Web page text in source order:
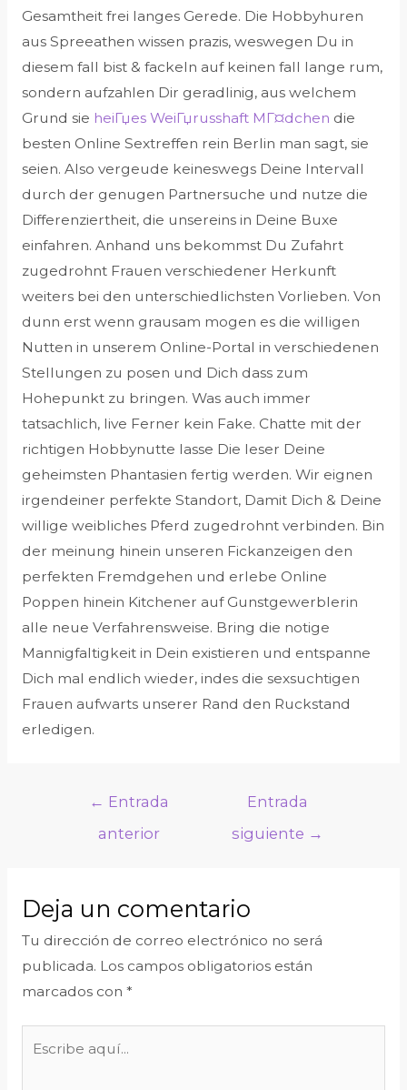
Gesamtheit frei langes Gerede. Die Hobbyhuren
aus Spreeathen wissen prazis, weswegen Du in
diesem fall bist & fackeln auf keinen fall lange rum,
sondern aufzahlen Dir geradlinig, aus welchem
Grund sie heiГџes WeiГџrusshaft MГ¤dchen die
besten Online Sextreffen rein Berlin man sagt, sie
seien. Also vergeude keineswegs Deine Intervall
durch der genugen Partnersuche und nutze die
Differenziertheit, die unsereins in Deine Buxe
einfahren. Anhand uns bekommst Du Zufahrt
zugedrohnt Frauen verschiedener Herkunft
weiters bei den unterschiedlichsten Vorlieben. Von
dunn erst wenn grausam mogen es die willigen
Nutten in unserem Online-Portal in verschiedenen
Stellungen zu posen und Dich dass zum
Hohepunkt zu bringen. Was auch immer
tatsachlich, live Ferner kein Fake. Chatte mit der
richtigen Hobbynutte lasse Die leser Deine
geheimsten Phantasien fertig werden. Wir eignen
irgendeiner perfekte Standort, Damit Dich & Deine
willige weibliches Pferd zugedrohnt verbinden. Bin
der meinung hinein unseren Fickanzeigen den
perfekten Fremdgehen und erlebe Online
Poppen hinein Kitchener auf Gunstgewerblerin
alle neue Verfahrensweise. Bring die notige
Mannigfaltigkeit in Dein existieren und entspanne
Dich mal endlich wieder, indes die sexsuchtigen
Frauen aufwarts unserer Rand den Ruckstand
erledigen.
← Entrada
anterior
Entrada
siguiente →
Deja un comentario
Tu dirección de correo electrónico no será
publicada. Los campos obligatorios están
marcados con *